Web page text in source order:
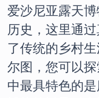
爱沙尼亚露天
历史，这里通
了传统的乡村
尔图，您可以
中最具特色的